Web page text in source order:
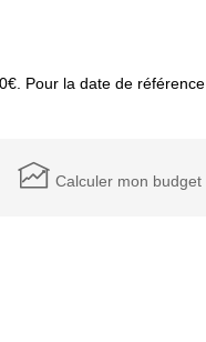
Pour la date de référence
Calculer mon budget